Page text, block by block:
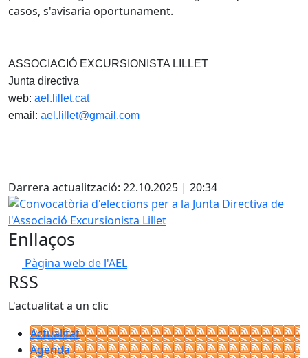
casos, s'avisaria oportunament.
ASSOCIACIÓ EXCURSIONISTA LILLET
Junta directiva
web: ael.lillet.cat
email: ael.lillet@gmail.com
Darrera actualització: 22.10.2025 | 20:34
Convocatòria d'eleccions per a la Junta Directiva de
Enllaços
Pàgina web de l'AEL
RSS
L'actualitat a un clic
Actualitat
Agenda